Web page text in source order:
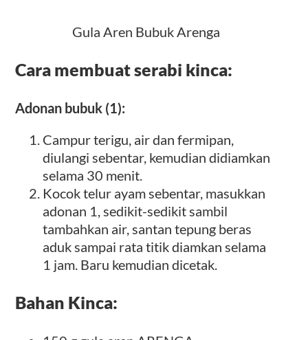
Gula Aren Bubuk Arenga
Cara membuat serabi kinca:
Adonan bubuk (1):
Campur terigu, air dan fermipan,
diulangi sebentar, kemudian didiamkan
selama 30 menit.
Kocok telur ayam sebentar, masukkan
adonan 1, sedikit-sedikit sambil
tambahkan air, santan tepung beras
aduk sampai rata titik diamkan selama
1 jam. Baru kemudian dicetak.
Bahan Kinca: